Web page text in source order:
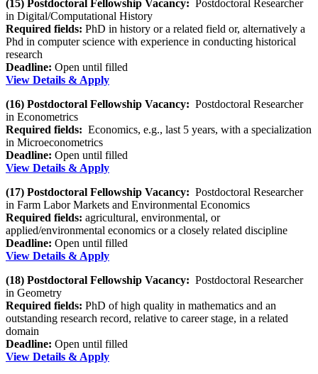
(15) Postdoctoral Fellowship Vacancy: Postdoctoral Researcher
in Digital/Computational History
Required fields: PhD in history or a related field or, alternatively a
Phd in computer science with experience in conducting historical
research
Deadline: Open until filled
View Details & Apply
(16) Postdoctoral Fellowship Vacancy: Postdoctoral Researcher
in Econometrics
Required fields: Economics, e.g., last 5 years, with a specialization
in Microeconometrics
Deadline: Open until filled
View Details & Apply
(17) Postdoctoral Fellowship Vacancy: Postdoctoral Researcher
in Farm Labor Markets and Environmental Economics
Required fields: agricultural, environmental, or
applied/environmental economics or a closely related discipline
Deadline: Open until filled
View Details & Apply
(18) Postdoctoral Fellowship Vacancy: Postdoctoral Researcher
in Geometry
Required fields: PhD of high quality in mathematics and an
outstanding research record, relative to career stage, in a related
domain
Deadline: Open until filled
View Details & Apply